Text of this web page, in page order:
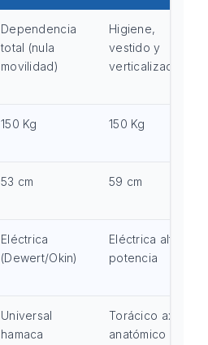
Dependencia
total (nula
movilidad)
Higiene,
vestido y
verticalización
150 Kg 150 Kg
53 cm 59 cm
Eléctrica
(Dewert/Okin)
Eléctrica alta
potencia
Universal
hamaca
Torácico axial
anatómico